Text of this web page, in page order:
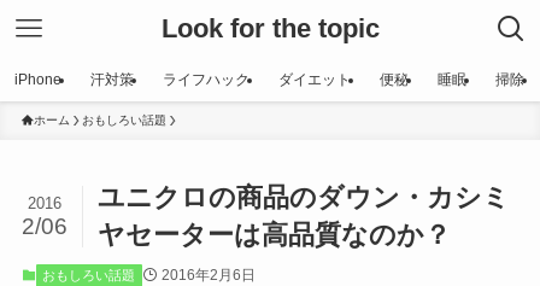
Look for the topic
iPhone 汗対策 ライフハック ダイエット 便秘 睡眠 掃除
ホーム おもしろい話題
ユニクロの商品のダウン・カシミ
ヤセーターは高品質なのか？
2016
2/06
おもしろい話題 2016年2月6日